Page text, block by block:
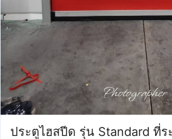
ประตูไฮสปีด รุ่น Standard ที่ร